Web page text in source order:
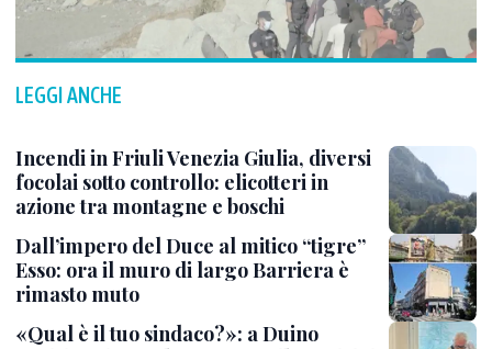
LEGGI ANCHE
Incendi in Friuli Venezia Giulia, diversi
focolai sotto controllo: elicotteri in
azione tra montagne e boschi
Dall’impero del Duce al mitico “tigre”
Esso: ora il muro di largo Barriera è
rimasto muto
«Qual è il tuo sindaco?»: a Duino